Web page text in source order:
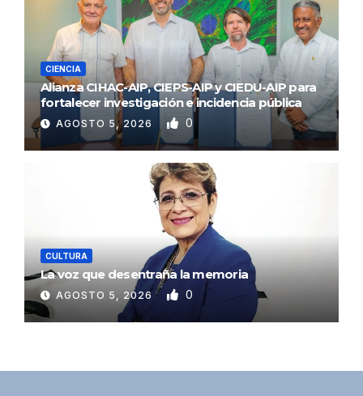
CIENCIA
Alianza CIHAC-AIP, CIEPS-AIP y CIEDU-AIP para
fortalecer investigación e incidencia pública
AGOSTO 5, 2026 0
CULTURA
La voz que desentraña la memoria
AGOSTO 5, 2026 0